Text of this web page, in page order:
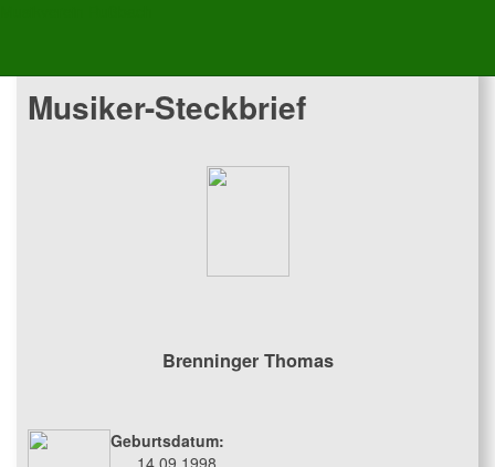
Musiker-Steckbrief
Brenninger Thomas
Geburtsdatum:
14.09.1998